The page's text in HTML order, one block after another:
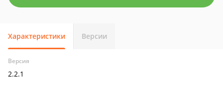
Характеристики Версии
Версия
2.2.1